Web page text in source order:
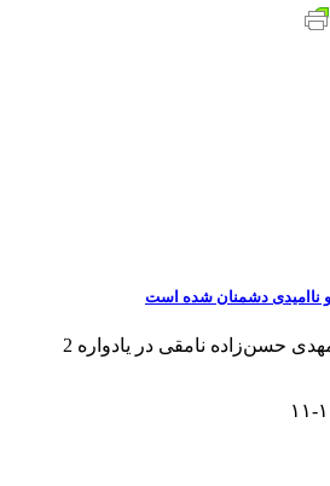
ناامیدی دشمنان شده است
کاشمرخبر: حجت‌الاسلام مهدی حسن‌زاده نامقی در یادواره 2